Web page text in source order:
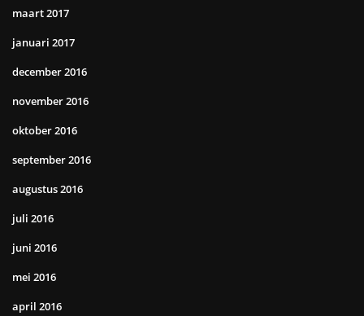
maart 2017
januari 2017
december 2016
november 2016
oktober 2016
september 2016
augustus 2016
juli 2016
juni 2016
mei 2016
april 2016